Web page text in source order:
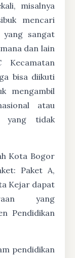
misalnya
mencari
sangat
dan lain
Kecamatan
bisa diikuti
mengambil
atau
yang tidak
Kota Bogor
Paket A,
Kejar dapat
yang
Pendidikan
pendidikan